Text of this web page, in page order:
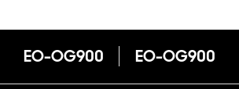
EO-OG900 EO-OG900